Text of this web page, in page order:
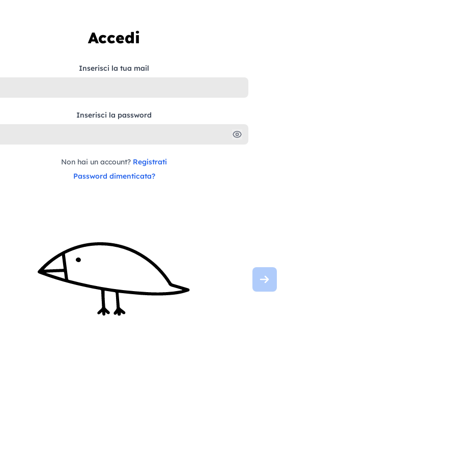
Accedi
Inserisci la tua mail
Inserisci la password
Non hai un account? Registrati
Password dimenticata?